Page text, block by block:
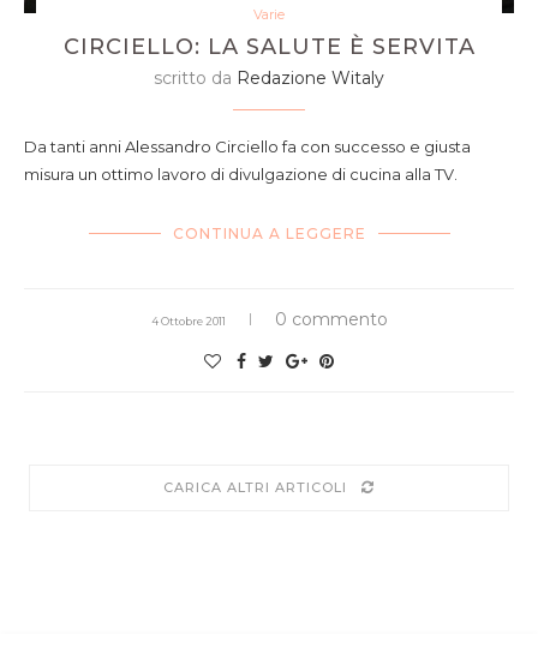
Varie
CIRCIELLO: LA SALUTE È SERVITA
scritto da Redazione Witaly
Da tanti anni Alessandro Circiello fa con successo e giusta
misura un ottimo lavoro di divulgazione di cucina alla TV.
CONTINUA A LEGGERE
4 Ottobre 2011 0 commento
CARICA ALTRI ARTICOLI